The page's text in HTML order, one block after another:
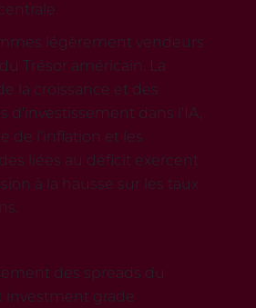
légèrement vendeurs
Trésor américain. La
la croissance et des
d’investissement dans l’IA,
de l’inflation et les
liées au déficit exercent
à la hausse sur les taux
des spreads du
investment grade